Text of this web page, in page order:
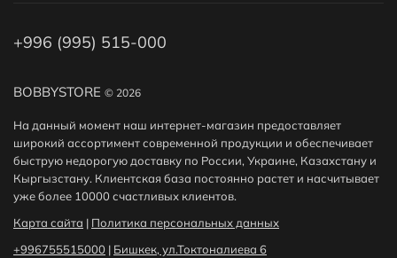
BOBBYSTORE © 2026
На данный момент наш интернет-магазин предоставляет
широкий ассортимент современной продукции и обеспечивает
быструю недорогую доставку по России, Украине, Казахстану и
Кыргызстану. Клиентская база постоянно растет и насчитывает
уже более 10000 счастливых клиентов.
Карта сайта | Политика персональных данных
+996755515000 | Бишкек, ул.Токтоналиева 6
+996 (995) 515-000